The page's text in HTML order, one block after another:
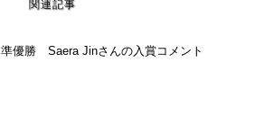
関連記事
準優勝 Saera Jinさんの入賞コメント